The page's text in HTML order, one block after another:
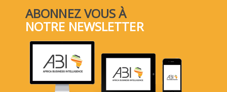
ABONNEZ VOUS À
NOTRE NEWSLETTER